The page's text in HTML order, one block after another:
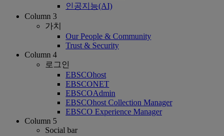
인공지능(AI)
Column 3
가치
Our People & Community
Trust & Security
Column 4
로그인
EBSCOhost
EBSCONET
EBSCOAdmin
EBSCOhost Collection Manager
EBSCO Experience Manager
Column 5
Social bar